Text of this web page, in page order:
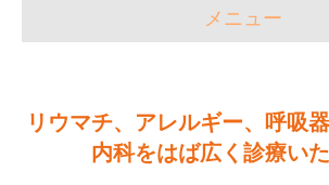
メニュー
リウマチ、アレルギー、呼吸
内科をはば広く診療い